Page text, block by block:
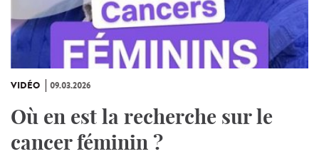
VIDÉO 09.03.2026
Où en est la recherche sur le
cancer féminin ?